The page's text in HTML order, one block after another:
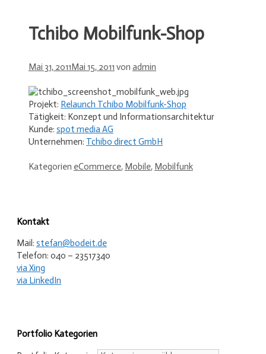
Tchibo Mobilfunk-Shop
Mai 31, 2011Mai 15, 2011 von admin
Projekt: Relaunch Tchibo Mobilfunk-Shop
Tätigkeit: Konzept und Informationsarchitektur
Kunde: spot media AG
Unternehmen: Tchibo direct GmbH
Kategorien eCommerce, Mobile, Mobilfunk
Kontakt
Mail: stefan@bodeit.de
Telefon: 040 – 23517340
via Xing
via LinkedIn
Portfolio Kategorien